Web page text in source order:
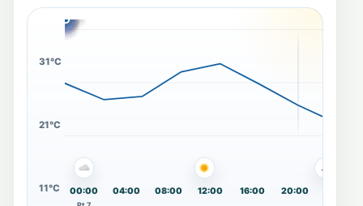
31°C
21°C
11°C
21°C
23°C
17°C
21°C
16°C
26°C
20°C
18°C
16°C
18°C
20°C
24°C
22°C
00:00 04:00 08:00 12:00 16:00 20:00